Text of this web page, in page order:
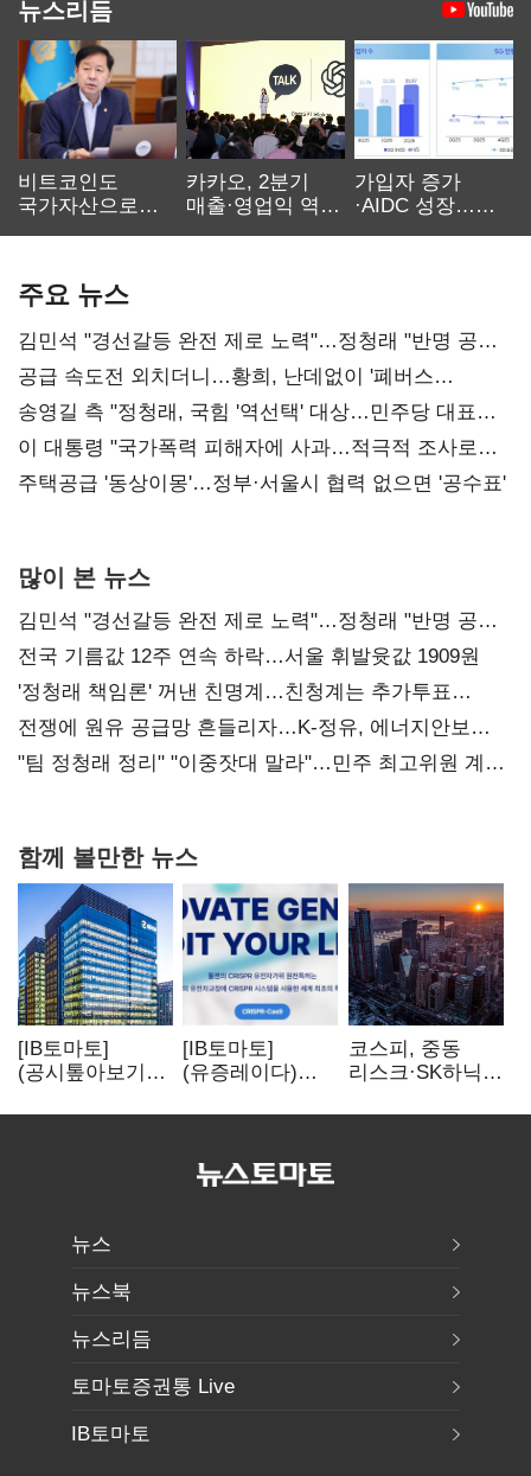
뉴스리듬
비트코인도
국가자산으로…'
카카오, 2분기
매출·영업익 역대
가입자 증가
·AIDC 성장…
주요 뉴스
김민석 "경선갈등 완전 제로 노력"…정청래 "반명 공세
사과부터"
공급 속도전 외치더니…황희, 난데없이 '폐버스
리모델링' 제안
송영길 측 "정청래, 국힘 '역선택' 대상…민주당 대표로
총선 지휘 못해"
이 대통령 "국가폭력 피해자에 사과…적극적 조사로
진실 밝혀야"
주택공급 '동상이몽'…정부·서울시 협력 없으면 '공수표'
많이 본 뉴스
김민석 "경선갈등 완전 제로 노력"…정청래 "반명 공세
사과부터"
전국 기름값 12주 연속 하락…서울 휘발윳값 1909원
'정청래 책임론' 꺼낸 친명계…친청계는 추가투표
때리기
전쟁에 원유 공급망 흔들리자…K-정유, 에너지안보
핵심으로 재부상
"팀 정청래 정리" "이중잣대 말라"…민주 최고위원 계파
함께 볼만한 뉴스
[IB토마토]
(공시톺아보기)
바로 매출로
[IB토마토]
(유증레이다)
3분의 1 토막…
비용부터 챙긴다
코스피, 중동
리스크·SK하닉
뒷걸음
뉴스
뉴스북
뉴스리듬
토마토증권통 Live
IB토마토